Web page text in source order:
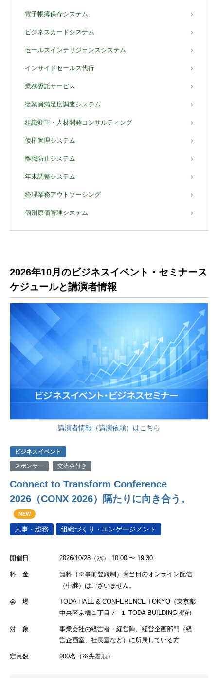
電子帳簿保存システム
ビジネスカードシステム
セールスインテリジェンスシステム
インサイドセールス代行
業務委託サービス
従業員満足度調査システム
組織変革・人材開発コンサルティング
債権管理システム
離職防止システム
年末調整システム
経理業務アウトソーシング
個別原価管理システム
2026年10月のビジネスイベント・セミナース
ケジュールと講演者情報
講演者情報（講演依頼）はこちら
ビジネスイベント
スポンサー 交流会付き
Connect to Transform Conference
2026（CONX 2026）隔たりに向き合う。
NEW
人事・総務 組織づくり・エンゲージメント
開催日 2026/10/28（水） 10:00 〜 19:30
料 金
無料（※事前登録制）※当日のオンライン配信
（中継）はございません。
会 場
TODA HALL & CONFERENCE TOKYO（東京都
中央区京橋１丁目７−１ TODA BUILDING 4階）
対 象
事業会社の経営者・経営陣、経営企画部門（経
営企画室、社長室など）に所属している方
定員数 900名（※先着順）